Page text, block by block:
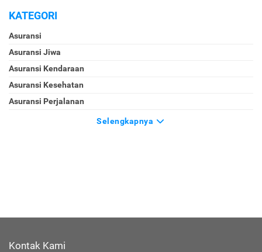
KATEGORI
Asuransi
Asuransi Jiwa
Asuransi Kendaraan
Asuransi Kesehatan
Asuransi Perjalanan
Selengkapnya
Kontak Kami